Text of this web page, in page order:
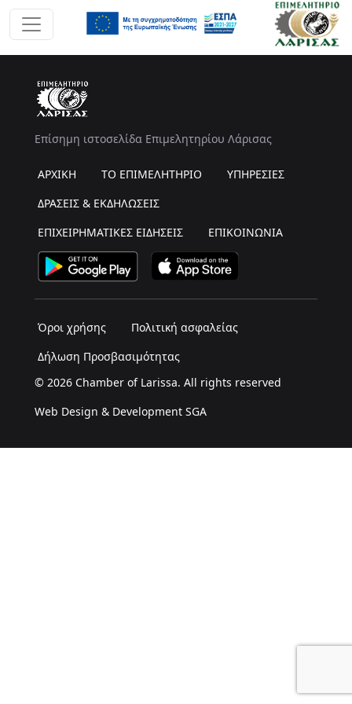
Επίσημη ιστοσελίδα Επιμελητηρίου Λάρισας
ΑΡΧΙΚΗ ΤΟ ΕΠΙΜΕΛΗΤΗΡΙΟ
ΥΠΗΡΕΣΙΕΣ
ΔΡΑΣΕΙΣ & ΕΚΔΗΛΩΣΕΙΣ
ΕΠΙΧΕΙΡΗΜΑΤΙΚΕΣ ΕΙΔΗΣΕΙΣ
ΕΠΙΚΟΙΝΩΝΙΑ
Όροι χρήσης
Πολιτική ασφαλείας
Δήλωση Προσβασιμότητας
© 2026 Chamber of Larissa. All rights reserved
Web Design & Development SGA